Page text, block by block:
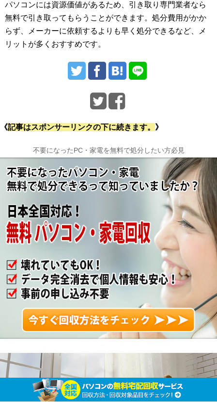
パソコンには資源価値があるため、引き取り専門業者なら
無料で引き取ってもらうことができます。処分費用がかか
らず、メーカーに依頼するよりも早く処分できるなど、メ
リットが多くおすすめです。
《記事はスポンサーリンクの下に続きます。 》
不要になったPC・家電を無料で処分したい方必見